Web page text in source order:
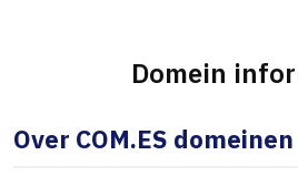
Domein
Over COM.ES domeinen